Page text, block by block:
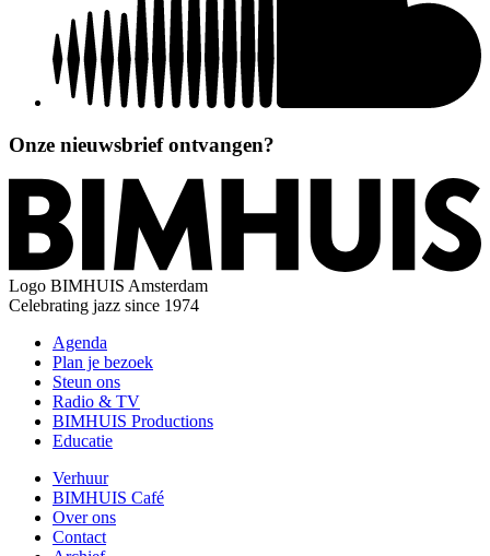
Onze nieuwsbrief ontvangen?
Logo BIMHUIS Amsterdam
Celebrating jazz since 1974
Agenda
Plan je bezoek
Steun ons
Radio & TV
BIMHUIS Productions
Educatie
Verhuur
BIMHUIS Café
Over ons
Contact